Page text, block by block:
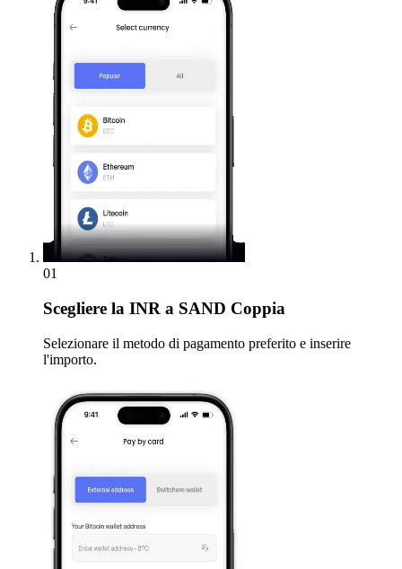
01
Scegliere la INR a SAND Coppia
Selezionare il metodo di pagamento preferito e inserire
l'importo.